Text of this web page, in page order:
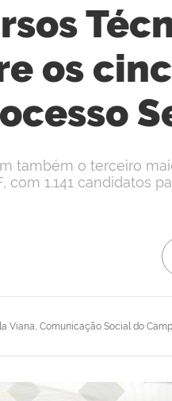
os
Viana, Comunicação Social do
também o terceiro
com 1.141 candidatos